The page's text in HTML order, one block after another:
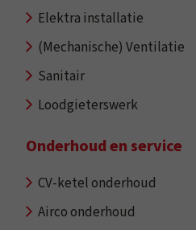
Elektra installatie
(Mechanische) Ventilatie
Sanitair
Loodgieterswerk
Onderhoud en service
CV-ketel onderhoud
Airco onderhoud